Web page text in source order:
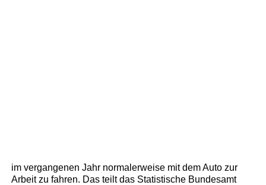
im vergangenen Jahr normalerweise mit dem Auto zur
Arbeit zu fahren. Das teilt das Statistische Bundesamt